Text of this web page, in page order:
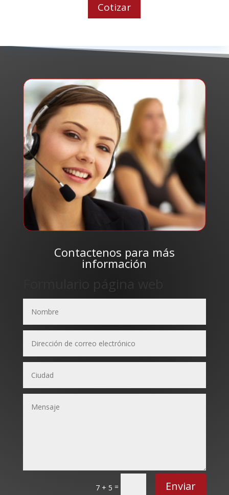
Cotizar
Contactenos para más
información
7 + 5 = Enviar